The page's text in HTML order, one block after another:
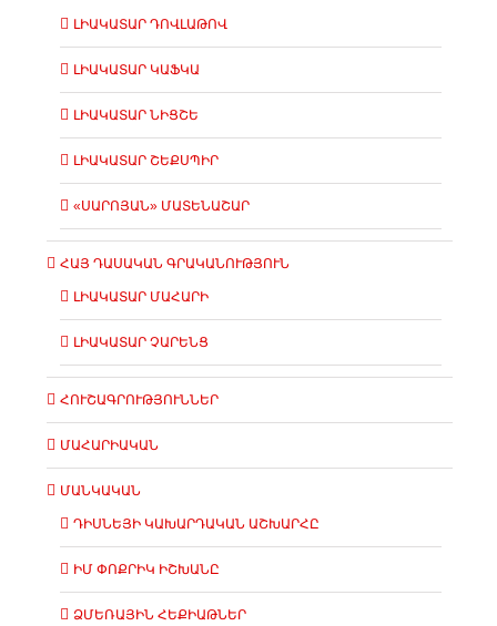
ԼԻԱԿԱՏԱՐ ԴՈՎԼԱԹՈՎ
ԼԻԱԿԱՏԱՐ ԿԱՖԿԱ
ԼԻԱԿԱՏԱՐ ՆԻՑՇԵ
ԼԻԱԿԱՏԱՐ ՇԵՔՍՊԻՐ
«ՍԱՐՈՅԱՆ» ՄԱՏԵՆԱՇԱՐ
ՀԱՅ ԴԱՍԱԿԱՆ ԳՐԱԿԱՆՈՒԹՅՈՒՆ
ԼԻԱԿԱՏԱՐ ՄԱՀԱՐԻ
ԼԻԱԿԱՏԱՐ ՉԱՐԵՆՑ
ՀՈՒՇԱԳՐՈՒԹՅՈՒՆՆԵՐ
ՄԱՀԱՐԻԱԿԱՆ
ՄԱՆԿԱԿԱՆ
ԴԻՍՆԵՅԻ ԿԱԽԱՐԴԱԿԱՆ ԱՇԽԱՐՀԸ
ԻՄ ՓՈՔՐԻԿ ԻՇԽԱՆԸ
ՁՄԵՌԱՅԻՆ ՀԵՔԻԱԹՆԵՐ